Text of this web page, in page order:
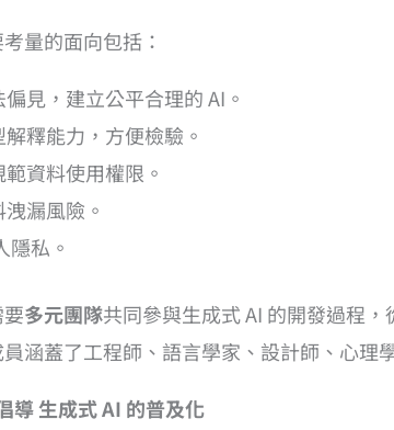
量的面向包括：
偏見，建立公平合理的 AI。
解釋能力，方便檢驗。
範資料使用權限。
洩漏風險。
隱私。
多元團隊共同參與生成式 AI 的開發過程
涵蓋了工程師、語言學家、設計師、心理
生成式 AI 的普及化